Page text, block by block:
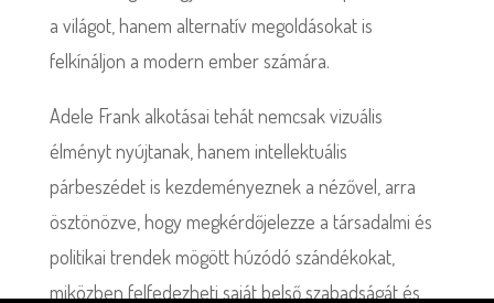
a világot, hanem alternatív megoldásokat is
felkínáljon a modern ember számára.
Adele Frank alkotásai tehát nemcsak vizuális
élményt nyújtanak, hanem intellektuális
párbeszédet is kezdeményeznek a nézővel, arra
ösztönözve, hogy megkérdőjelezze a társadalmi és
politikai trendek mögött húzódó szándékokat,
miközben felfedezheti saját belső szabadságát és